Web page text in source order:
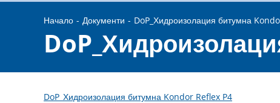
Начало Документи DoP_Хидроизолация битумна
DoP_Хидроизолация битумна Kondor Reflex P4